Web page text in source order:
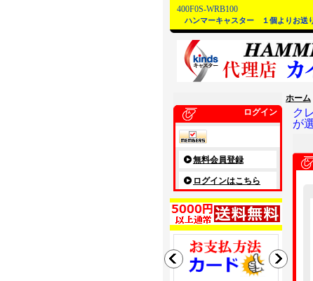
400F0S-WRB100
ハンマーキャスター １個よりお送
ログイン
無料会員登録
ログインはこちら
ホーム
ク
が